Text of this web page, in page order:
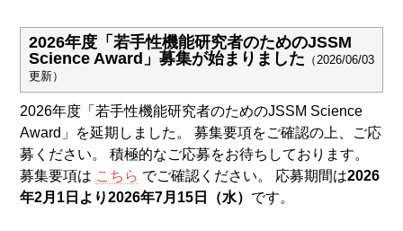
2026年度「若手性機能研究者のためのJSSM
Science Award」募集が始まりました （2026/06/03
更新）
2026年度「若手性機能研究者のためのJSSM Science
Award」を延期しました。
募集要項をご確認の上、ご応
募ください。
積極的なご応募をお待ちしております。
募集要項は こちら でご確認ください。 応募期間は2026
年2月1日より2026年7月15日（水） です。